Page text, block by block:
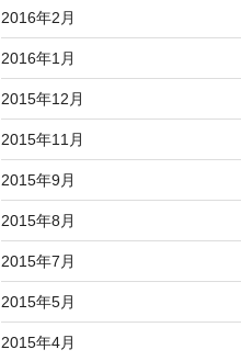
2016年2月
2016年1月
2015年12月
2015年11月
2015年9月
2015年8月
2015年7月
2015年5月
2015年4月